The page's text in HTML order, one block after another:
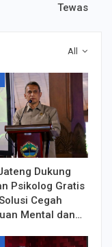
Tewas
All
Dukung
Psikolog Gratis
Cegah
Mental dan…